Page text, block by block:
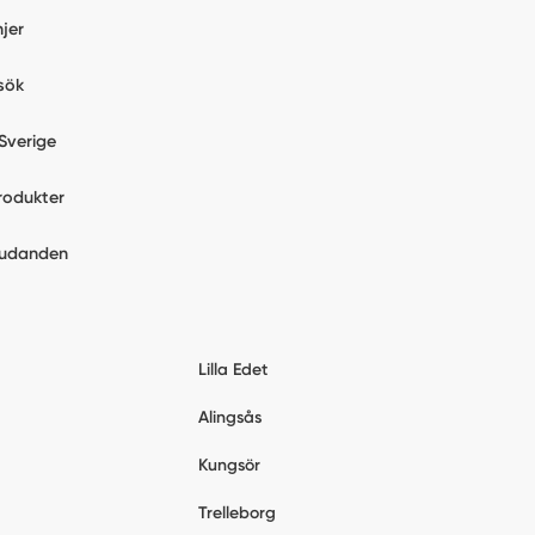
Lilla Edet
Alingsås
Kungsör
Trelleborg